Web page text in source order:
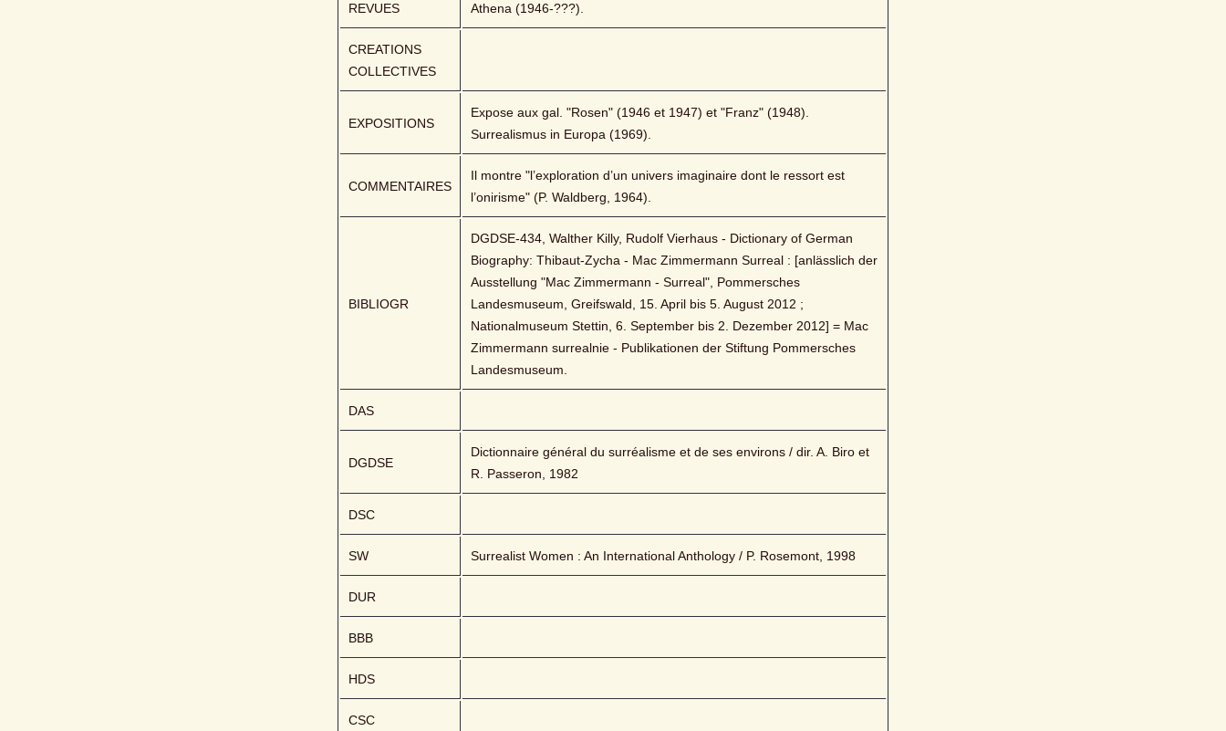
REVUES Athena (1946-???).
CREATIONS
COLLECTIVES
EXPOSITIONS
Expose aux gal. "Rosen" (1946 et 1947) et "Franz" (1948).
Surrealismus in Europa (1969).
COMMENTAIRES
Il montre "l’exploration d’un univers imaginaire dont le ressort est
l’onirisme" (P. Waldberg, 1964).
BIBLIOGR
DGDSE-434, Walther Killy, Rudolf Vierhaus - Dictionary of German
Biography: Thibaut-Zycha - Mac Zimmermann Surreal : [anlässlich der
Ausstellung "Mac Zimmermann - Surreal", Pommersches
Landesmuseum, Greifswald, 15. April bis 5. August 2012 ;
Nationalmuseum Stettin, 6. September bis 2. Dezember 2012] = Mac
Zimmermann surrealnie - Publikationen der Stiftung Pommersches
Landesmuseum.
DAS
DGDSE
Dictionnaire général du surréalisme et de ses environs / dir. A. Biro et
R. Passeron, 1982
DSC
SW Surrealist Women : An International Anthology / P. Rosemont, 1998
DUR
BBB
HDS
CSC